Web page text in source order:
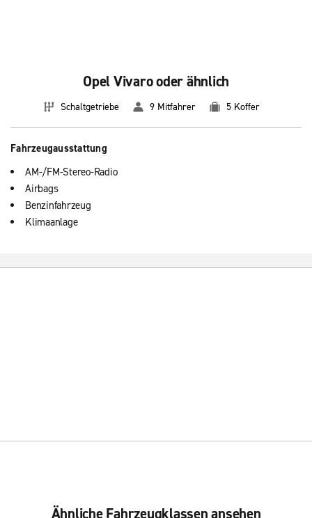
Opel Vivaro oder ähnlich
Schaltgetriebe 9 Mitfahrer 5 Koffer
Fahrzeugausstattung
AM-/FM-Stereo-Radio
Airbags
Benzinfahrzeug
Klimaanlage
Ähnliche Fahrzeugklassen ansehen